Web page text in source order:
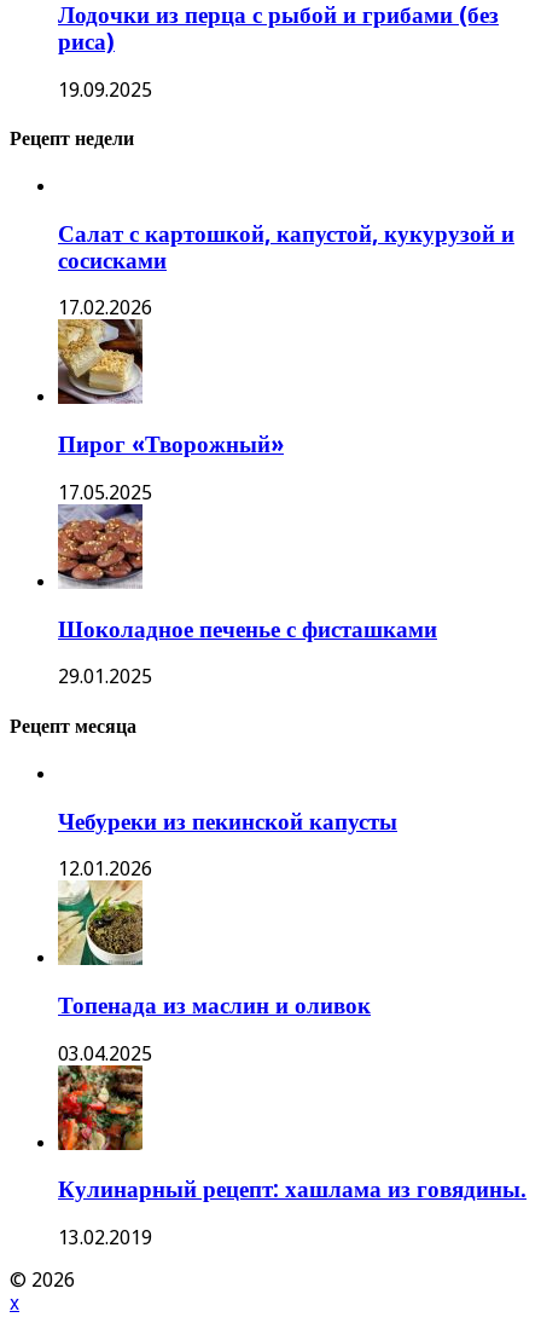
Лодочки из перца с рыбой и грибами (без
риса)
19.09.2025
Рецепт недели
Салат с картошкой, капустой, кукурузой и
сосисками
17.02.2026
Пирог «Творожный»
17.05.2025
Шоколадное печенье с фисташками
29.01.2025
Рецепт месяца
Чебуреки из пекинской капусты
12.01.2026
Топенада из маслин и оливок
03.04.2025
Кулинарный рецепт: хашлама из говядины.
13.02.2019
© 2026
x